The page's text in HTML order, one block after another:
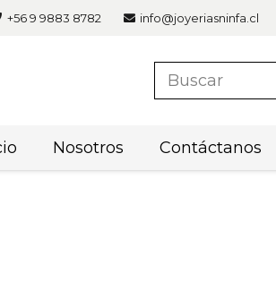
+56 9 9883 8782 info@joyeriasninfa.cl
Nosotros Contáctanos